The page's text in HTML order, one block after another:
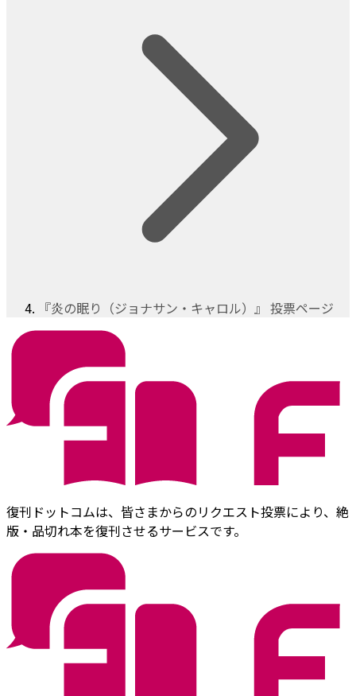
『炎の眠り（ジョナサン・キャロル）』 投票ページ
復刊ドットコムは、皆さまからのリクエスト投票により、絶
版・品切れ本を復刊させるサービスです。